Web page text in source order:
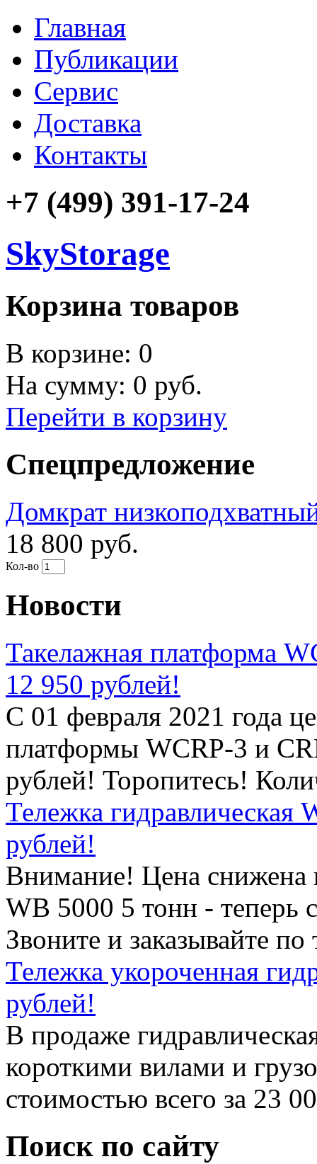
Главная
Публикации
Сервис
Доставка
Контакты
+7 (499) 391-17-24
SkyStorage
Корзина товаров
В корзине: 0
На сумму: 0 руб.
Перейти в корзину
Спецпредложение
Домкрат
18 800 руб.
Кол-во
Новости
Такелажная платформа
12 950 рублей!
С 01 февраля 2021 года
платформы WCRP-3 и
рублей! Торопитесь!
Тележка гидравлическая
рублей!
Внимание! Цена снижена
WB 5000 5 тонн - теперь
Звоните и заказывайте
Тележка укороченная
рублей!
В продаже
короткими вилами и
стоимостью всего за 23
Поиск по сайту